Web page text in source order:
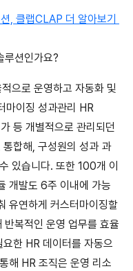
, 클랩CLAP 더 알아보기
루션인가요?
으로 운영하고 자동화 및
마이징 성과관리 HR
등 개별적으로 관리되던
합해, 구성원의 성과 과
있습니다. 또한 100개 이
개발도 6주 이내에 가능
유연하게 커스터마이징할
복적인 운영 업무를 효율
한 HR 데이터를 자동으
해 HR 조직은 운영 리소